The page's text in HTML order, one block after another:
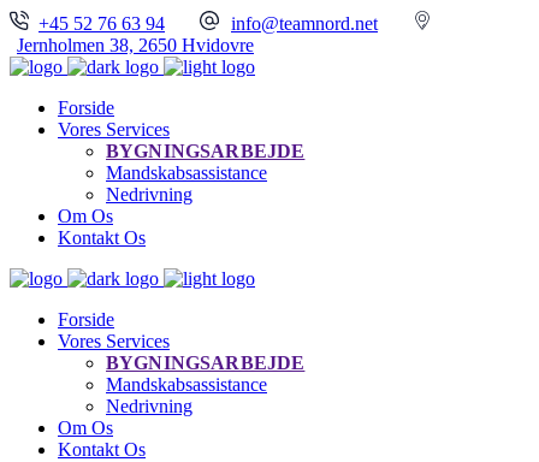
+45 52 76 63 94
info@teamnord.net
Jernholmen 38, 2650 Hvidovre
Forside
Vores Services
BYGNINGSARBEJDE
Mandskabsassistance
Nedrivning
Om Os
Kontakt Os
Forside
Vores Services
BYGNINGSARBEJDE
Mandskabsassistance
Nedrivning
Om Os
Kontakt Os